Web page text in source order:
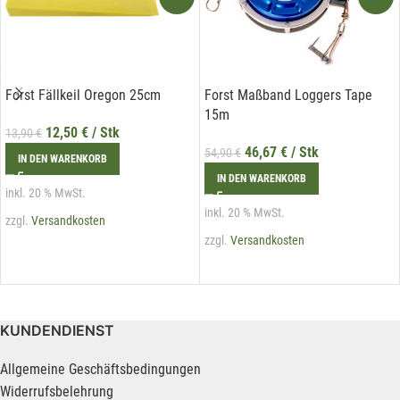
Forst Fällkeil Oregon 25cm
13,90€ 12,50 € / Stk
IN DEN WARENKORB
inkl. 20 % MwSt.
zzgl. Versandkosten
Forst Maßband Loggers Tape
15m
54,90€ 46,67 € / Stk
IN DEN WARENKORB
inkl. 20 % MwSt.
zzgl. Versandkosten
KUNDENDIENST
Allgemeine Geschäftsbedingungen
Widerrufsbelehrung